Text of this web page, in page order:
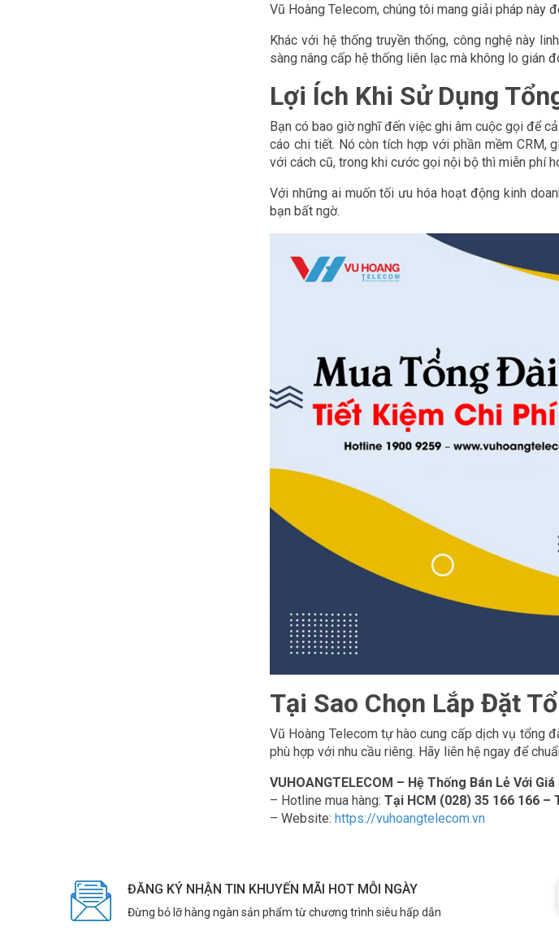
Vũ Hoàng Telecom, chúng tôi mang giải pháp này
Khác với hệ thống truyền thống, công nghệ này
sàng nâng cấp hệ thống liên lạc mà không lo gián
Lợi Ích Khi Sử Dụng
Bạn có bao giờ nghĩ đến việc ghi âm cuộc gọi để
cáo chi tiết. Nó còn tích hợp với phần mềm CRM,
với cách cũ, trong khi cước gọi nội bộ thì miễn phí
Với những ai muốn tối ưu hóa hoạt động kinh
bạn bất ngờ.
Tại Sao Chọn Lắp Đặt
Vũ Hoàng Telecom tự hào cung cấp dịch vụ tổng
phù hợp với nhu cầu riêng. Hãy liên hệ ngay để
VUHOANGTELECOM – Hệ Thống Bán Lẻ Với Giá
– Hotline mua hàng: Tại HCM (028) 35 166 166 –
– Website: https://vuhoangtelecom.vn
ĐĂNG KÝ NHẬN TIN KHUYẾN MÃI HOT MỖI NGÀY
Đừng bỏ lỡ hàng ngàn sản phẩm từ chương trình siêu hấp dẫn